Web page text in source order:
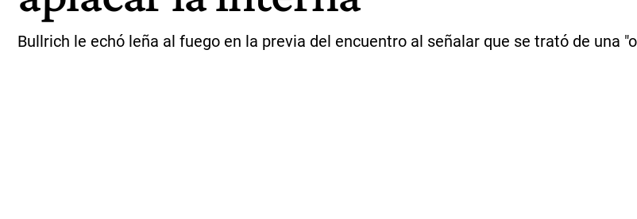
Bullrich le echó leña al fuego en la previa del encuentro al señalar que se trató de una